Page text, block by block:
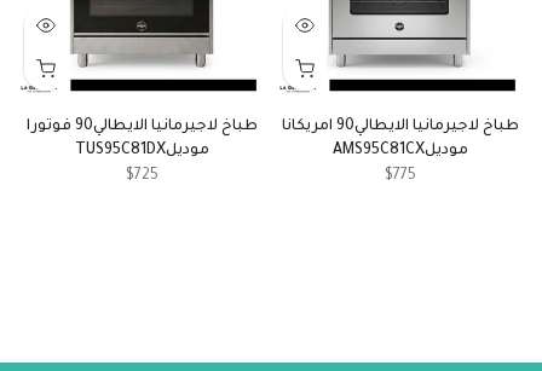
طباخ لاجيرمانيا الايطالي90 امريكانا
موديلAMS95C81CX
$775
طباخ لاجيرمانيا الايطالي90 فوتورا
موديلTUS95C81DX
$725